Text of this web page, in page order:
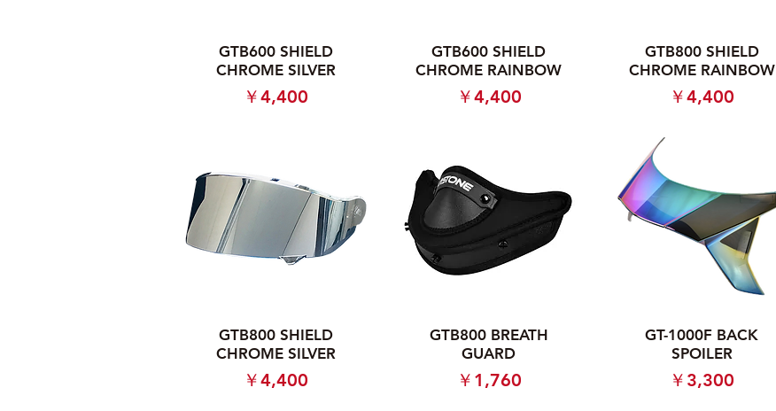
GTB600 SHIELD
CHROME SILVER
価格
￥4,400
GTB600 SHIELD
CHROME RAINBOW
価格
￥4,400
GTB800 SHIELD
CHROME RAINBOW
価格
￥4,400
GTB800 SHIELD
CHROME SILVER
価格
￥4,400
GTB800 BREATH
GUARD
価格
￥1,760
GT-1000F BACK
SPOILER
価格
￥3,300